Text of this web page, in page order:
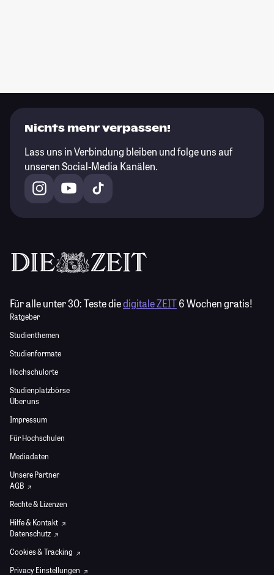
Nichts mehr verpassen!
Lass uns in Verbindung bleiben und folge uns auf
unseren Social-Media Kanälen.
Für alle unter 30:Teste diedigitale ZEIT6 Wochen gratis!
Ratgeber
Studienthemen
Studienformate
Hochschulorte
Studienplatzbörse
Über uns
Impressum
Für Hochschulen
Mediadaten
Unsere Partner
AGB
Rechte & Lizenzen
Hilfe & Kontakt
Datenschutz
Cookies & Tracking
Privacy Einstellungen